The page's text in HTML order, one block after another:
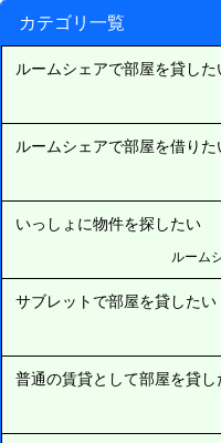
カテゴリ一覧
ルームシェアで部屋を貸した
ルームシェアで部屋を借りた
いっしょに物件を探したい
ルーム
サブレットで部屋を貸したい
普通の賃貸として部屋を貸し